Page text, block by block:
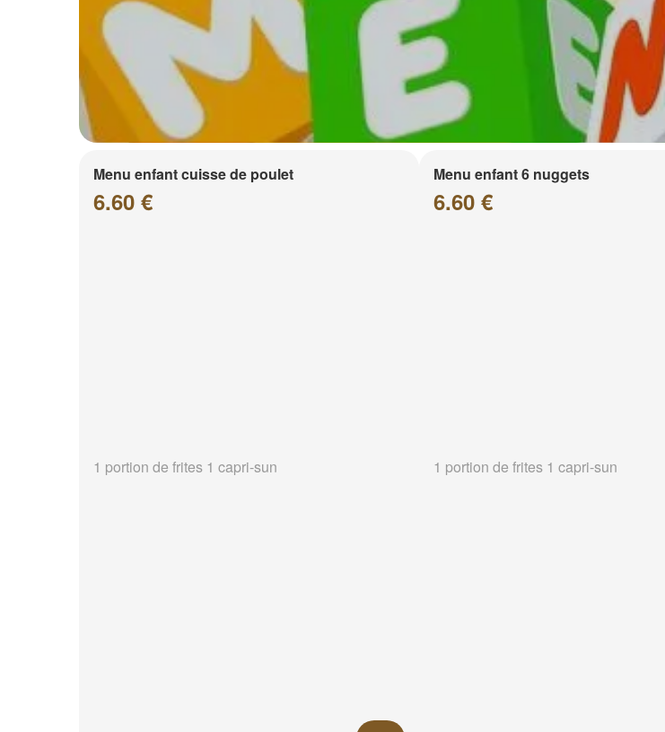
Menu enfant cuisse de poulet
6.60 €
1 portion de frites 1 capri-sun
Menu enfant 6 nuggets
6.60 €
1 portion de frites 1 capri-sun